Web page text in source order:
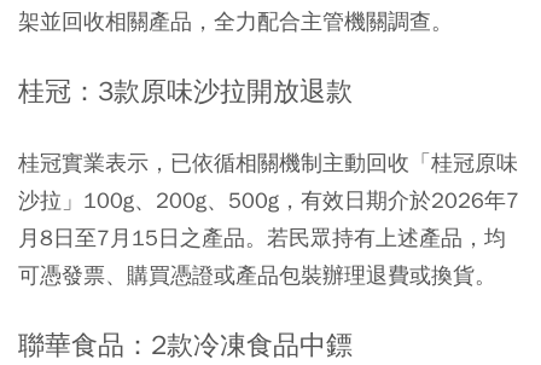
架並回收相關產品，全力配合主管機關調查。
桂冠：3款原味沙拉開放退款
桂冠實業表示，已依循相關機制主動回收「桂冠原味
沙拉」100g、200g、500g，有效日期介於2026年7
月8日至7月15日之產品。若民眾持有上述產品，均
可憑發票、購買憑證或產品包裝辦理退費或換貨。
聯華食品：2款冷凍食品中鏢